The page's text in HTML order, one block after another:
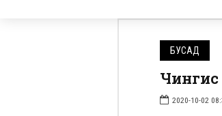
БУСАД
Чингис
2020-10-02